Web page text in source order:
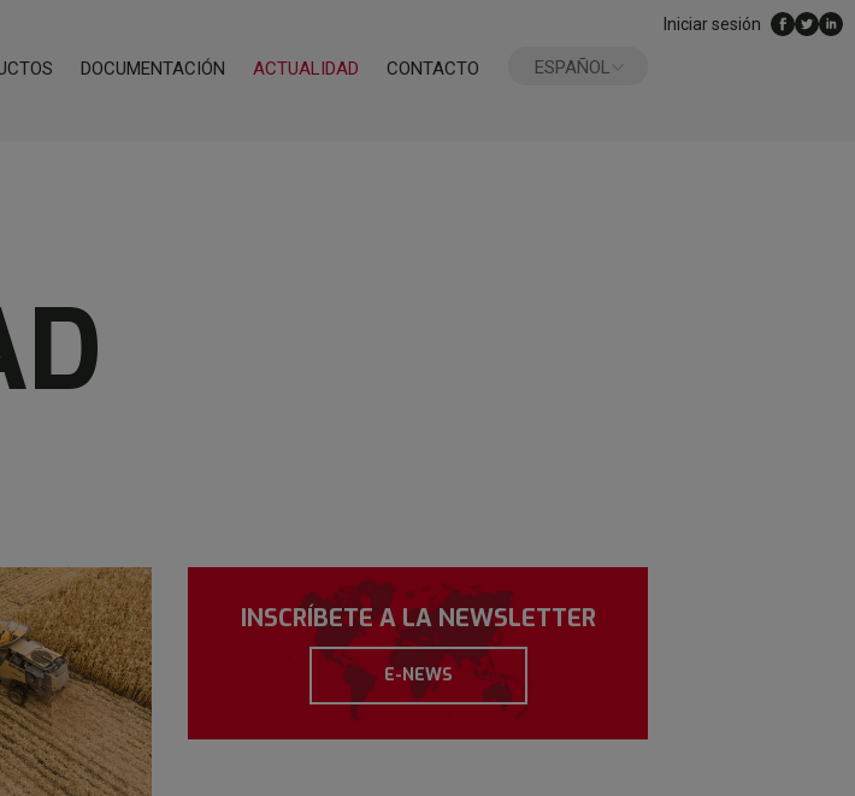
DOCUMENTACIÓN ACTUALIDAD
CONTACTO
ESPAÑOL
Iniciar sesión
INSCRÍBETE A LA NEWSLETTER
E-NEWS